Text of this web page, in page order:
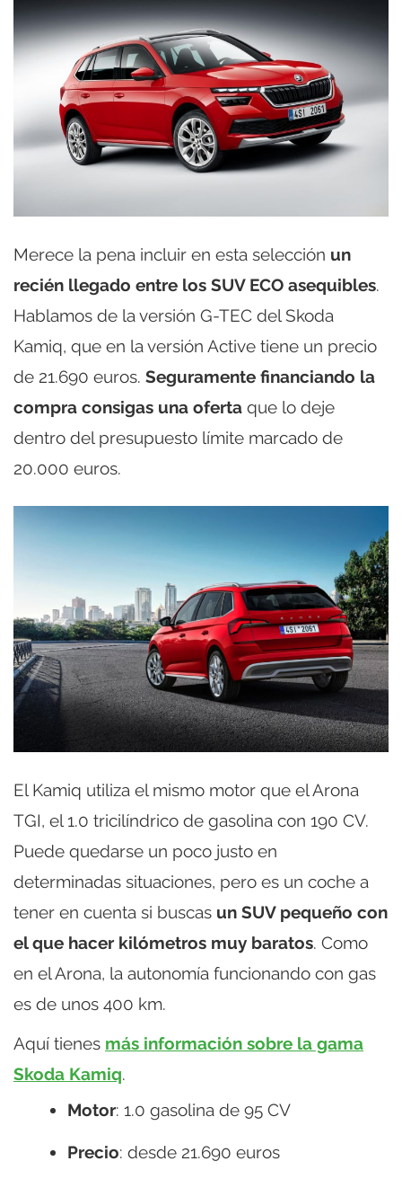
Merece la pena incluir en esta selección un
recién llegado entre los SUV ECO asequibles.
Hablamos de la versión G-TEC del Skoda
Kamiq, que en la versión Active tiene un precio
de 21.690 euros. Seguramente financiando la
compra consigas una oferta que lo deje
dentro del presupuesto límite marcado de
20.000 euros.
El Kamiq utiliza el mismo motor que el Arona
TGI, el 1.0 tricilíndrico de gasolina con 190 CV.
Puede quedarse un poco justo en
determinadas situaciones, pero es un coche a
tener en cuenta si buscas un SUV pequeño con
el que hacer kilómetros muy baratos. Como
en el Arona, la autonomía funcionando con gas
es de unos 400 km.
Aquí tienes más información sobre la gama
Skoda Kamiq.
Motor: 1.0 gasolina de 95 CV
Precio: desde 21.690 euros